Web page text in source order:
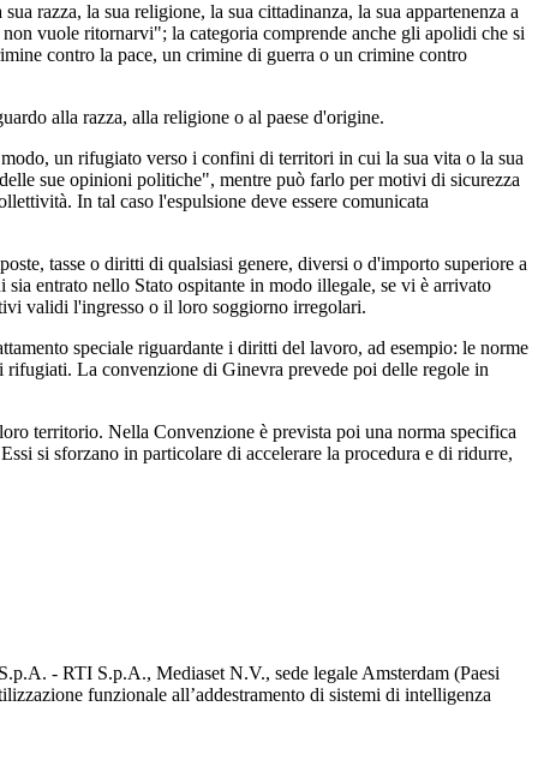
razza, la sua religione, la sua cittadinanza, la sua appartenenza a
vuole ritornarvi"; la categoria comprende anche gli apolidi che si
contro la pace, un crimine di guerra o un crimine contro
alla razza, alla religione o al paese d'origine.
un rifugiato verso i confini di territori in cui la sua vita o la sua
sue opinioni politiche", mentre può farlo per motivi di sicurezza
In tal caso l'espulsione deve essere comunicata
tasse o diritti di qualsiasi genere, diversi o d'importo superiore a
entrato nello Stato ospitante in modo illegale, se vi è arrivato
validi l'ingresso o il loro soggiorno irregolari.
speciale riguardante i diritti del lavoro, ad esempio: le norme
La convenzione di Ginevra prevede poi delle regole in
territorio. Nella Convenzione è prevista poi una norma specifica
si sforzano in particolare di accelerare la procedura e di ridurre,
- RTI S.p.A., Mediaset N.V., sede legale Amsterdam (Paesi
funzionale all’addestramento di sistemi di intelligenza